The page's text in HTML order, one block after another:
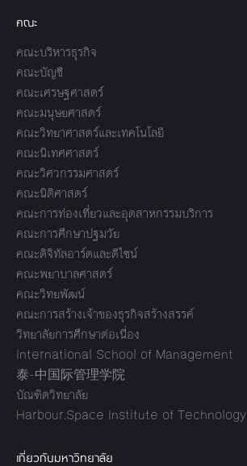
คณะ
คณะบริหารธุรกิจ
คณะบัญชี
คณะเศรษฐศาสตร์
คณะมนุษยศาสตร์
คณะวิทยาศาสตร์และเทคโนโลยี
คณะนิเทศศาสตร์
คณะวิศวกรรมศาสตร์
คณะนิติศาสตร์
คณะการท่องเที่ยวและอุตสาหกรรมบริการ
คณะการศึกษาปฐมวัย
คณะดิจิทัลอาร์ตและดีไซน์
คณะพยาบาลศาสตร์
คณะวิทยพัฒน์
คณะการสร้างเจ้าของธุรกิจสร้างสรรค์
วิทยาลัยการศึกษาต่อเนื่อง
International School of Management
泰-中国际管理学院
บัณฑิตวิทยาลัย
Harbour.Space Institute of Technology
เกี่ยวกับมหาวิทยาลัย